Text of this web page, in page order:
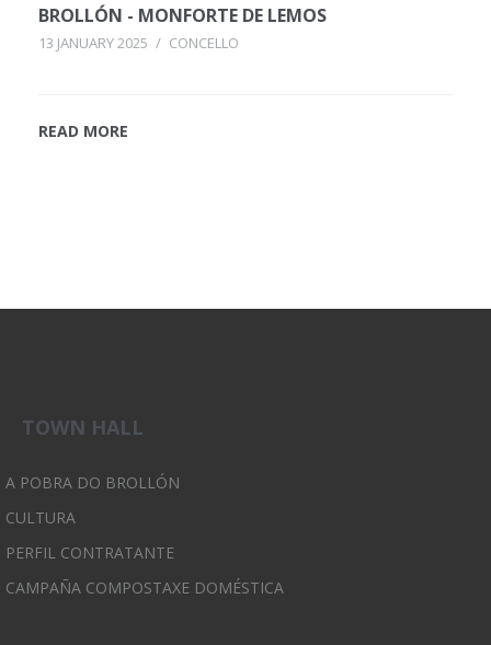
BROLLÓN - MONFORTE DE LEMOS
13 JANUARY 2025 / CONCELLO
READ MORE
TOWN HALL
A POBRA DO BROLLÓN
CULTURA
PERFIL CONTRATANTE
CAMPAÑA COMPOSTAXE DOMÉSTICA